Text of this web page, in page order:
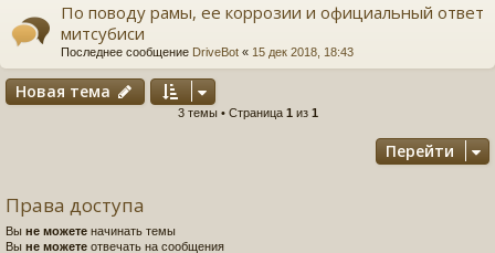
По поводу рамы, ее коррозии и официальный ответ
митсубиси
Последнее сообщение DriveBot « 15 дек 2018, 18:43
Новая тема
3 темы • Страница 1 из 1
Перейти
Права доступа
Вы не можете начинать темы
Вы не можете отвечать на сообщения